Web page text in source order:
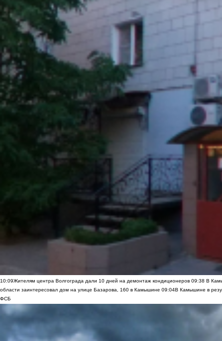
10:09Жителям центра Волгограда дали 10 дней на демонтаж кондиционеров 09:38 В
области заинтересовал дом на улице Базарова, 160 в Камышине 09:04В Камышине в
ФСБ